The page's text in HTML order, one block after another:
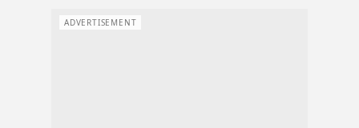
ADVERTISEMENT